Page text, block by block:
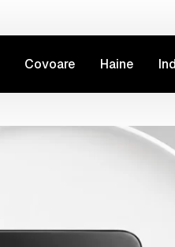
Covoare Haine